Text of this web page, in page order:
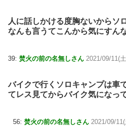
人に話しかける度胸ないからソ
なんも言うてこんから気にすん
39: 焚火の前の名無しさん 2021/09/11(
バイクで行くソロキャンプは車
てレス見てからバイク気になっ
56: 焚火の前の名無しさん 2021/09/